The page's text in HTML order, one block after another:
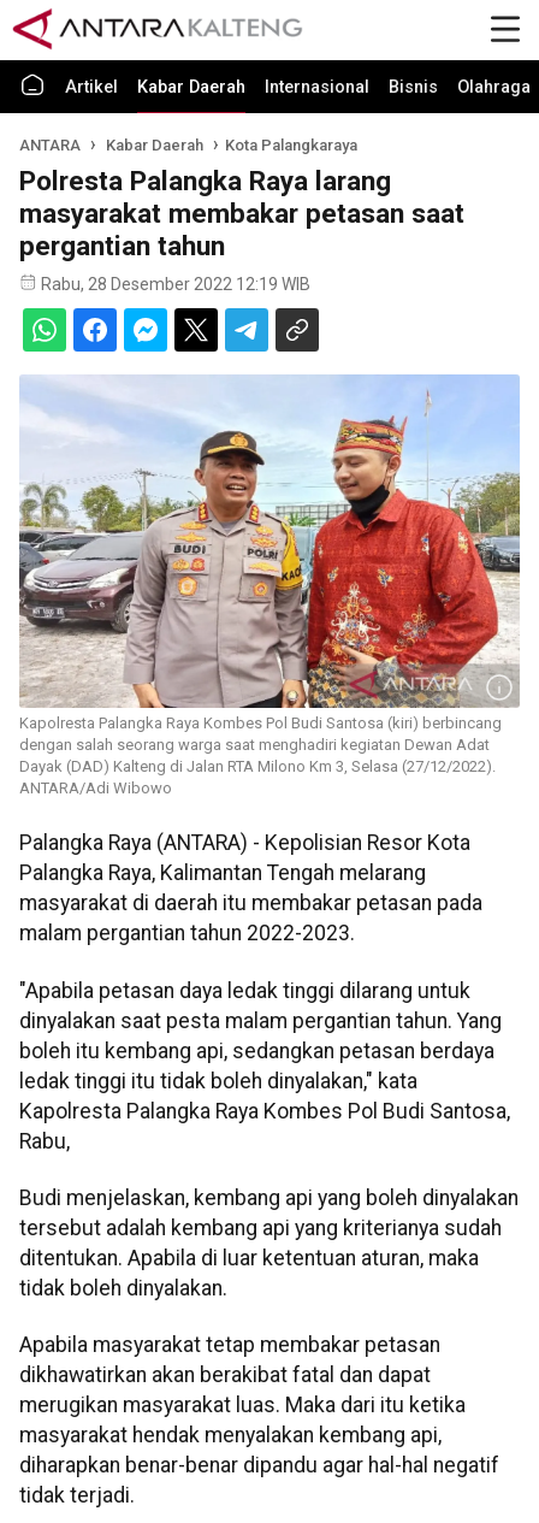
Artikel Kabar Daerah Internasional Bisnis Olahraga
ANTARA Kabar Daerah Kota Palangkaraya
Polresta Palangka Raya larang
masyarakat membakar petasan saat
pergantian tahun
Rabu, 28 Desember 2022 12:19 WIB
Kapolresta Palangka Raya Kombes Pol Budi Santosa (kiri) berbincang
dengan salah seorang warga saat menghadiri kegiatan Dewan Adat
Dayak (DAD) Kalteng di Jalan RTA Milono Km 3, Selasa (27/12/2022).
ANTARA/Adi Wibowo
Palangka Raya (ANTARA) - Kepolisian Resor Kota
Palangka Raya, Kalimantan Tengah melarang
masyarakat di daerah itu membakar petasan pada
malam pergantian tahun 2022-2023.
"Apabila petasan daya ledak tinggi dilarang untuk
dinyalakan saat pesta malam pergantian tahun. Yang
boleh itu kembang api, sedangkan petasan berdaya
ledak tinggi itu tidak boleh dinyalakan," kata
Kapolresta Palangka Raya Kombes Pol Budi Santosa,
Rabu,
Budi menjelaskan, kembang api yang boleh dinyalakan
tersebut adalah kembang api yang kriterianya sudah
ditentukan. Apabila di luar ketentuan aturan, maka
tidak boleh dinyalakan.
Apabila masyarakat tetap membakar petasan
dikhawatirkan akan berakibat fatal dan dapat
merugikan masyarakat luas. Maka dari itu ketika
masyarakat hendak menyalakan kembang api,
diharapkan benar-benar dipandu agar hal-hal negatif
tidak terjadi.